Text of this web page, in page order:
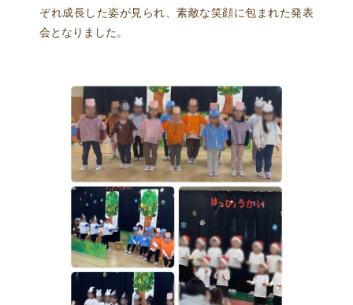
ぞれ成長した姿が見られ、素敵な笑顔に包まれた発表
会となりました。